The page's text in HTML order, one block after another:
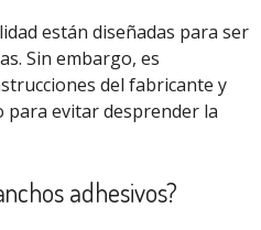
están diseñadas para ser
Sin embargo, es
del fabricante y
para evitar desprender la
adhesivos?